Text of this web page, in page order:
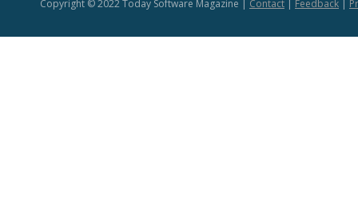
Copyright © 2022 Today Software Magazine | Contact | Feedback |